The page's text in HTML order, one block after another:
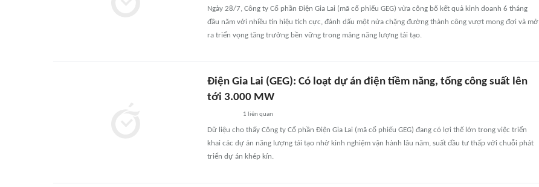
Ngày 28/7, Công ty Cổ phần Điện Gia Lai (mã cổ phiếu GEG) vừa công bố kết quả kinh doanh 6 tháng
đầu năm với nhiều tín hiệu tích cực, đánh dấu một nửa chặng đường thành công vượt mong đợi và mở
ra triển vọng tăng trưởng bền vững trong mảng năng lượng tái tạo.
Điện Gia Lai (GEG): Có loạt dự án điện tiềm năng, tổng công suất lên
tới 3.000 MW
1 liên quan
Dữ liệu cho thấy Công ty Cổ phần Điện Gia Lai (mã cổ phiếu GEG) đang có lợi thế lớn trong việc triển
khai các dự án năng lượng tái tạo nhờ kinh nghiệm vận hành lâu năm, suất đầu tư thấp với chuỗi phát
triển dự án khép kín.